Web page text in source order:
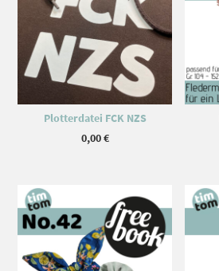
Plotterdatei FCK NZS
0,00€